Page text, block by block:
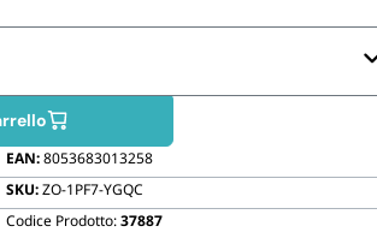
EAN:8053683013258
SKU:ZO-1PF7-YGQC
Codice Prodotto:37887